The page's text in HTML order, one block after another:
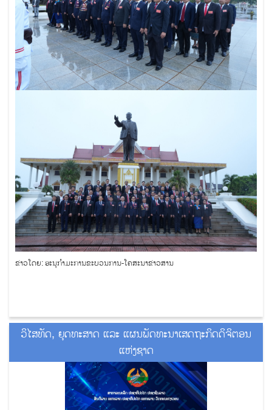
ຂ່າວໂດຍ: ອະນຸກໍາມະການຂະບວນການ-ໂຄສະນາຂ່າວສານ
ວິໄສທັດ, ຍຸດທະສາດ ແລະ ແຜນພັດທະນາເສດຖະກິດດິຈິຕອນ
ແຫ່ງຊາດ